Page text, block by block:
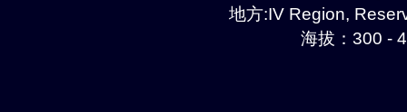
地方:IV Region,
海拔：300 -